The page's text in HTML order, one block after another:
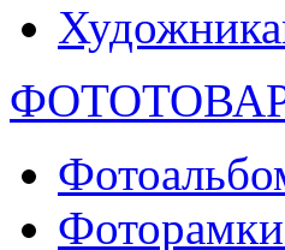
Фоторамки